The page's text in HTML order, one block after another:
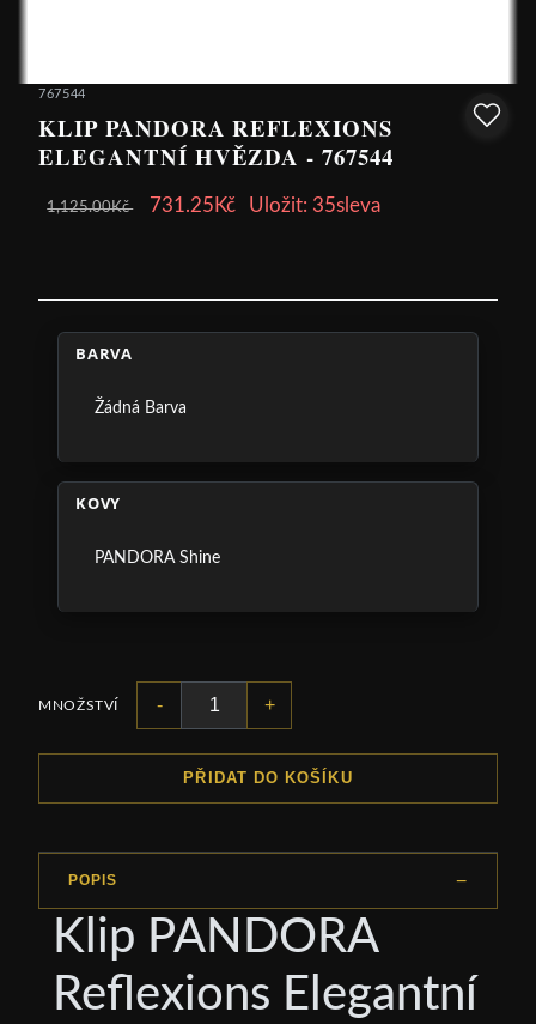
767544
KLIP PANDORA REFLEXIONS
ELEGANTNÍ HVĚZDA - 767544
1,125.00Kč 731.25Kč Uložit: 35sleva
BARVA
Žádná Barva
KOVY
PANDORA Shine
MNOŽSTVÍ - +
PŘIDAT DO KOŠÍKU
POPIS
Klip PANDORA
Reflexions Elegantní